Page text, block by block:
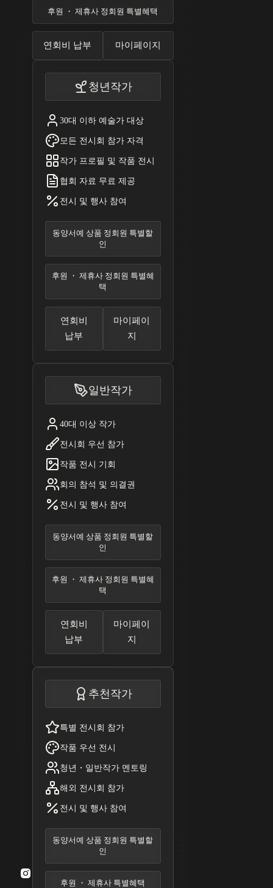
후원 ・ 제휴사 정회원 특별혜택
연회비 납부 마이페이지
청년작가
30대 이하 예술가 대상
모든 전시회 참가 자격
작가 프로필 및 작품 전시
협회 자료 무료 제공
전시 및 행사 참여
동양서예 상품 정회원 특별할
인
후원 ・ 제휴사 정회원 특별혜
택
연회비
납부
마이페이
지
일반작가
40대 이상 작가
전시회 우선 참가
작품 전시 기회
회의 참석 및 의결권
전시 및 행사 참여
동양서예 상품 정회원 특별할
인
후원 ・ 제휴사 정회원 특별혜
택
연회비
납부
마이페이
지
추천작가
특별 전시회 참가
작품 우선 전시
청년・일반작가 멘토링
해외 전시회 참가
전시 및 행사 참여
동양서예 상품 정회원 특별할
인
후원 ・ 제휴사 특별혜택
